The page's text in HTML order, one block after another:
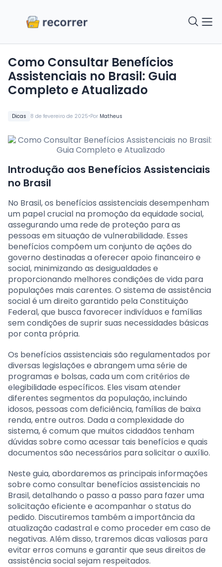
Dicas 8 de fevereiro de 2025•Por Matheus
Como Consultar Benefícios
Assistenciais no Brasil: Guia
Completo e Atualizado
Introdução aos Benefícios Assistenciais
no Brasil
No Brasil, os benefícios assistenciais desempenham
um papel crucial na promoção da equidade social,
assegurando uma rede de proteção para as
pessoas em situação de vulnerabilidade. Esses
benefícios compõem um conjunto de ações do
governo destinadas a oferecer apoio financeiro e
social, minimizando as desigualdades e
proporcionando melhores condições de vida para
populações mais carentes. O sistema de assistência
social é um direito garantido pela Constituição
Federal, que busca favorecer indivíduos e famílias
sem condições de suprir suas necessidades básicas
por conta própria.
Os benefícios assistenciais são regulamentados por
diversas legislações e abrangem uma série de
programas e bolsas, cada um com critérios de
elegibilidade específicos. Eles visam atender
diferentes segmentos da população, incluindo
idosos, pessoas com deficiência, famílias de baixa
renda, entre outros. Dada a complexidade do
sistema, é comum que muitos cidadãos tenham
dúvidas sobre como acessar tais benefícios e quais
documentos são necessários para solicitar o auxílio.
Neste guia, abordaremos as principais informações
sobre como consultar benefícios assistenciais no
Brasil, detalhando o passo a passo para fazer uma
solicitação eficiente e acompanhar o status do
pedido. Discutiremos também a importância da
atualização cadastral e como proceder em caso de
negativas. Além disso, traremos dicas valiosas para
evitar erros comuns e garantir que seus direitos de
assistência social sejam respeitados.